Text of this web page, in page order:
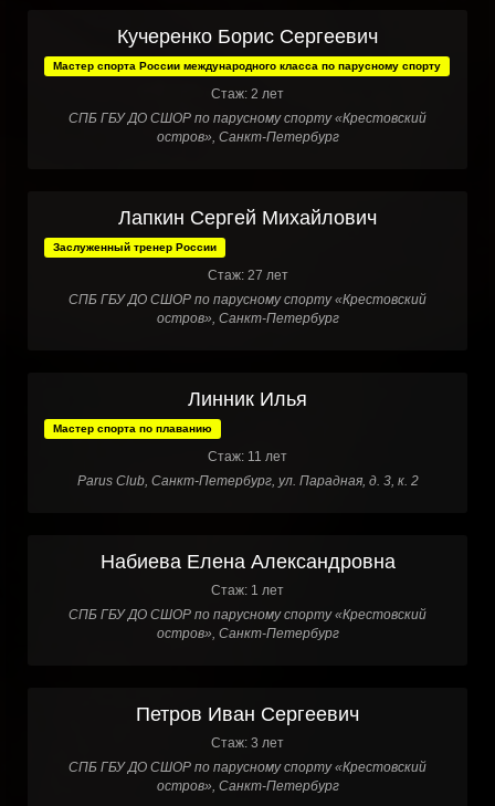
Кучеренко Борис Сергеевич
Мастер спорта России международного класса по парусному спорту
Стаж: 2 лет
СПБ ГБУ ДО СШОР по парусному спорту «Крестовский
остров», Санкт-Петербург
Лапкин Сергей Михайлович
Заслуженный тренер России
Стаж: 27 лет
СПБ ГБУ ДО СШОР по парусному спорту «Крестовский
остров», Санкт-Петербург
Линник Илья
Мастер спорта по плаванию
Стаж: 11 лет
Parus Club, Санкт-Петербург, ул. Парадная, д. 3, к. 2
Набиева Елена Александровна
Стаж: 1 лет
СПБ ГБУ ДО СШОР по парусному спорту «Крестовский
остров», Санкт-Петербург
Петров Иван Сергеевич
Стаж: 3 лет
СПБ ГБУ ДО СШОР по парусному спорту «Крестовский
остров», Санкт-Петербург